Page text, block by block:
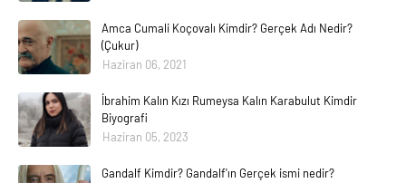
Amca Cumali Koçovalı Kimdir? Gerçek Adı Nedir?
(Çukur)
Haziran 06, 2021
İbrahim Kalın Kızı Rumeysa Kalın Karabulut Kimdir
Biyografi
Haziran 05, 2023
Gandalf Kimdir? Gandalf'ın Gerçek ismi nedir?